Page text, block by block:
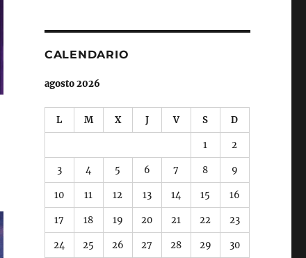
CALENDARIO
agosto 2026
L M X J V S D
1 2
3 4 5 6 7 8 9
10 11 12 13 14 15 16
17 18 19 20 21 22 23
24 25 26 27 28 29 30